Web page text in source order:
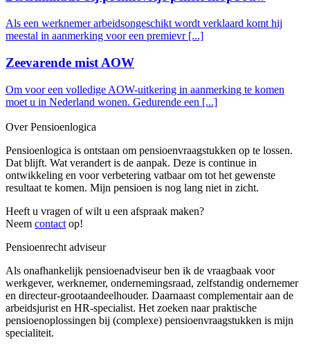
Als een werknemer arbeidsongeschikt wordt verklaard komt hij
meestal in aanmerking voor een premievr [...]
Zeevarende mist AOW
Om voor een volledige AOW-uitkering in aanmerking te komen
moet u in Nederland wonen. Gedurende een [...]
Over Pensioenlogica
Pensioenlogica is ontstaan om pensioenvraagstukken op te lossen.
Dat blijft. Wat verandert is de aanpak. Deze is continue in
ontwikkeling en voor verbetering vatbaar om tot het gewenste
resultaat te komen. Mijn pensioen is nog lang niet in zicht.
Heeft u vragen of wilt u een afspraak maken?
Neem contact op!
Pensioenrecht adviseur
Als onafhankelijk pensioenadviseur ben ik de vraagbaak voor
werkgever, werknemer, ondernemingsraad, zelfstandig ondernemer
en directeur-grootaandeelhouder. Daarnaast complementair aan de
arbeidsjurist en HR-specialist. Het zoeken naar praktische
pensioenoplossingen bij (complexe) pensioenvraagstukken is mijn
specialiteit.